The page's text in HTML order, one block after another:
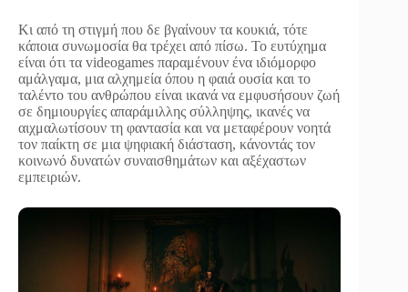
Κι από τη στιγμή που δε βγαίνουν τα κουκιά, τότε
κάποια συνωμοσία θα τρέχει από πίσω. Το ευτύχημα
είναι ότι τα videogames παραμένουν ένα ιδιόμορφο
αμάλγαμα, μια αλχημεία όπου η φαιά ουσία και το
ταλέντο του ανθρώπου είναι ικανά να εμφυσήσουν ζωή
σε δημιουργίες απαράμιλλης σύλληψης, ικανές να
αιχμαλωτίσουν τη φαντασία και να μεταφέρουν νοητά
τον παίκτη σε μια ψηφιακή διάσταση, κάνοντάς τον
κοινωνό δυνατών συναισθημάτων και αξέχαστων
εμπειριών.